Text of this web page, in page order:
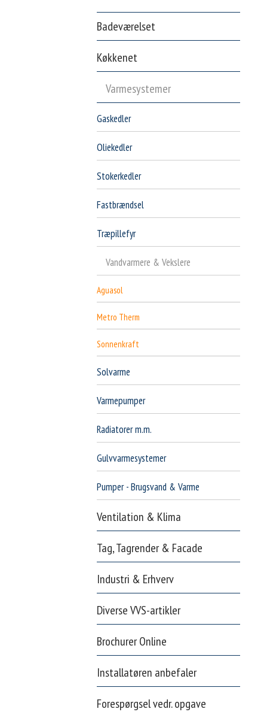
Badeværelset
Køkkenet
Varmesystemer
Gaskedler
Oliekedler
Stokerkedler
Fastbrændsel
Træpillefyr
Vandvarmere & Vekslere
Aguasol
Metro Therm
Sonnenkraft
Solvarme
Varmepumper
Radiatorer m.m.
Gulvvarmesystemer
Pumper - Brugsvand & Varme
Ventilation & Klima
Tag, Tagrender & Facade
Industri & Erhverv
Diverse VVS-artikler
Brochurer Online
Installatøren anbefaler
Forespørgsel vedr. opgave